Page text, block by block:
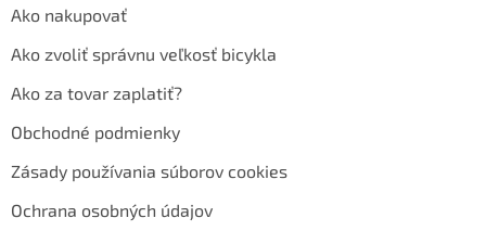
Ako nakupovať
Ako zvoliť správnu veľkosť bicykla
Ako za tovar zaplatiť?
Obchodné podmienky
Zásady používania súborov cookies
Ochrana osobných údajov